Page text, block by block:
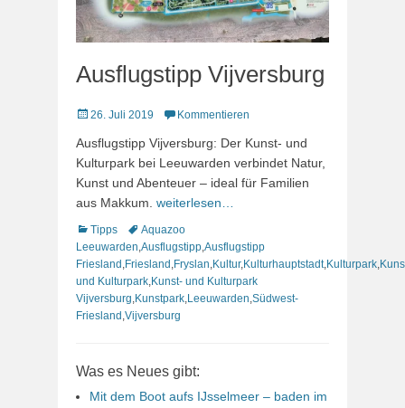
Ausflugstipp Vijversburg
Veröffentlicht
26. Juli 2019 Kommentieren
Ausflugstipp Vijversburg: Der Kunst- und
Kulturpark bei Leeuwarden verbindet Natur,
Kunst und Abenteuer – ideal für Familien
aus Makkum. weiterlesen…
Kategorien
Tipps Schlagworte
Aquazoo
Leeuwarden,Ausflugstipp,Ausflugstipp
Friesland ,Friesland ,Fryslan,Kultur,Kulturhauptstadt,Kulturpark,
und Kulturpark,Kunst- und Kulturpark
Vijversburg,Kunstpark,Leeuwarden,Südwest-
Friesland ,Vijversburg
Was es Neues gibt:
Mit dem Boot aufs IJsselmeer – baden im